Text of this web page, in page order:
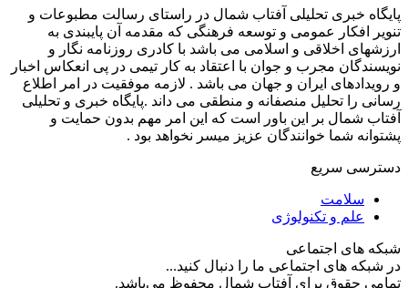
پایگاه خبری تحلیلی آفتاب شمال در راستای رسالت مطبوعات و
تنویر افکار عمومی و توسعه فرهنگی که مقدمه آن پایبندی به
ارزشهای اخلاقی و اسلامی می باشد با کادری روزنامه نگار و
نویسندگان مجرب و جوان با اعتقاد به کار تیمی در پی انعکاس اخبار
و رویدادهای ایران و جهان می باشد . لازمه موفقیت در امر اطلاع
رسانی را تحلیل منصفانه و منطقی می داند .پایگاه خبری و تحلیلی
آفتاب شمال بر این باور است که این امر مهم بدون حمایت و
پشتوانه شما خوانندگان عزیز میسر نخواهد بود .
دسترسی سریع
سلامت
علم و تکنولوژی
شبکه های اجتماعی
در شبکه های اجتماعی ما را دنبال کنید...
تمامی حقوق برای آفتاب شمال محفوظ می‌باشد.